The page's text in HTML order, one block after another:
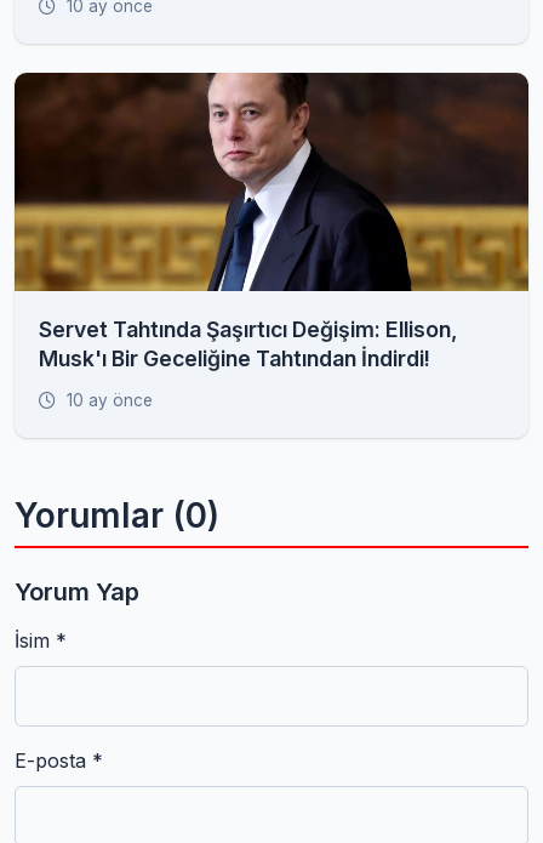
10 ay önce
Servet Tahtında Şaşırtıcı Değişim: Ellison,
Musk'ı Bir Geceliğine Tahtından İndirdi!
10 ay önce
Yorumlar (0)
Yorum Yap
İsim *
E-posta *